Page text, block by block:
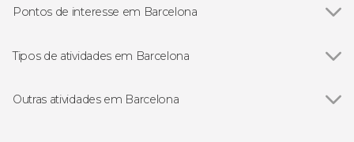
Pontos de interesse em Barcelona
Catedral de Barcelona
La Pedrera-Casa Milà
Tipos de atividades em Barcelona
Excursões de um dia saindo de Barcelona
Outras atividades em Barcelona